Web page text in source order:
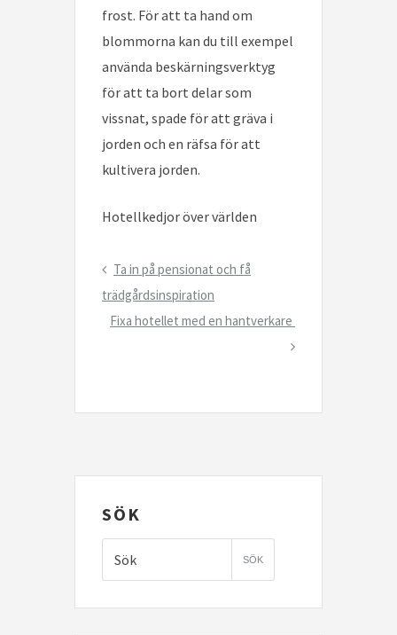
frost. För att ta hand om
blommorna kan du till exempel
använda beskärningsverktyg
för att ta bort delar som
vissnat, spade för att gräva i
jorden och en räfsa för att
kultivera jorden.
Hotellkedjor över världen
Inläggsnavigering
Previous
Post
Ta in på pensionat och få
trädgårdsinspiration
Next
Fixa hotellet med en hantverkare
SÖK